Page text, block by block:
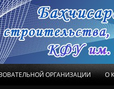
ОРГАНИЗАЦИИ О